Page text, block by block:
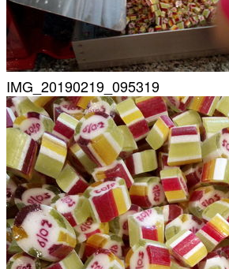
IMG_20190219_095319